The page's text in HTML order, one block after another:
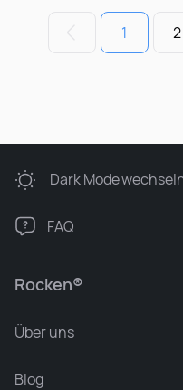
1 2
Rocken®
Über uns
Blog
Dark Mode
FAQ